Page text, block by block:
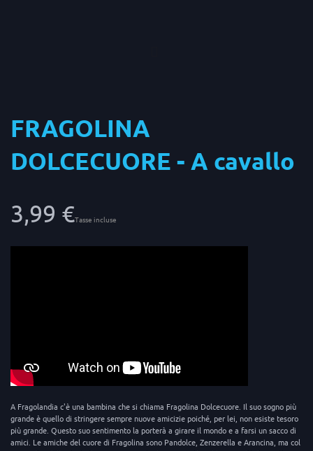
FRAGOLINA
DOLCECUORE - A cavallo
3,99 €Tasse incluse
A Fragolandia c'è una bambina che si chiama Fragolina Dolcecuore. Il suo sogno più
grande è quello di stringere sempre nuove amicizie poiché, per lei, non esiste tesoro
più grande. Questo suo sentimento la porterà a girare il mondo e a farsi un sacco di
amici. Le amiche del cuore di Fragolina sono Pandolce, Zenzerella e Arancina, ma col